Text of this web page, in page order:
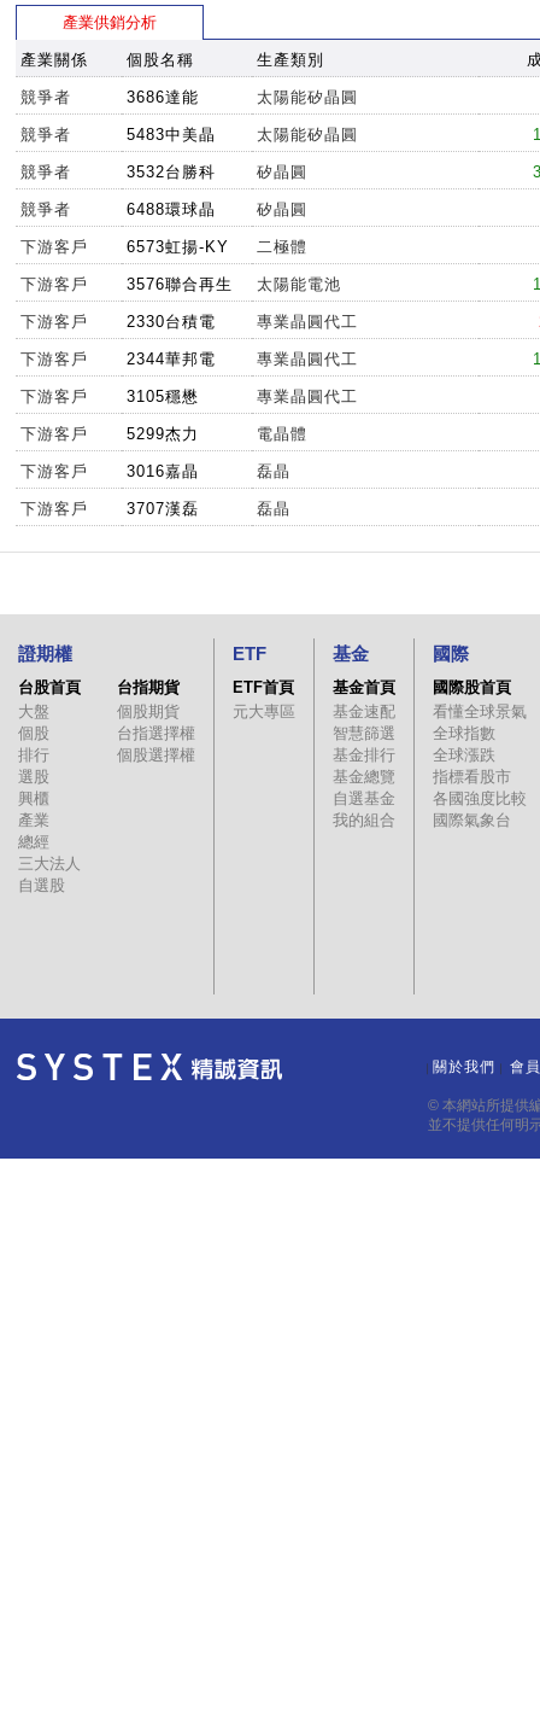
產業供銷分析
產業關係 個股名稱 生產類別
競爭者 3686達能 太陽能矽晶圓
競爭者 5483中美晶 太陽能矽晶圓
競爭者 3532台勝科 矽晶圓
競爭者 6488環球晶 矽晶圓
下游客戶 6573虹揚-KY 二極體
下游客戶 3576聯合再生 太陽能電池
下游客戶 2330台積電 專業晶圓代工
下游客戶 2344華邦電 專業晶圓代工
下游客戶 3105穩懋 專業晶圓代工
下游客戶 5299杰力 電晶體
下游客戶 3016嘉晶 磊晶
下游客戶 3707漢磊 磊晶
證期權
台股首頁
大盤
個股
排行
選股
興櫃
產業
總經
三大法人
自選股
台指期貨
個股期貨
台指選擇權
個股選擇權
ETF
ETF首頁
元大專區
基金
基金首頁
基金速配
智慧篩選
基金排行
基金總覽
自選基金
我的組合
國際
國際股首頁
看懂全球景氣
全球指數
全球漲跌
指標看股市
各國強度比較
國際氣象台
關於我們 會
© 本網站所提供
並不提供任何明